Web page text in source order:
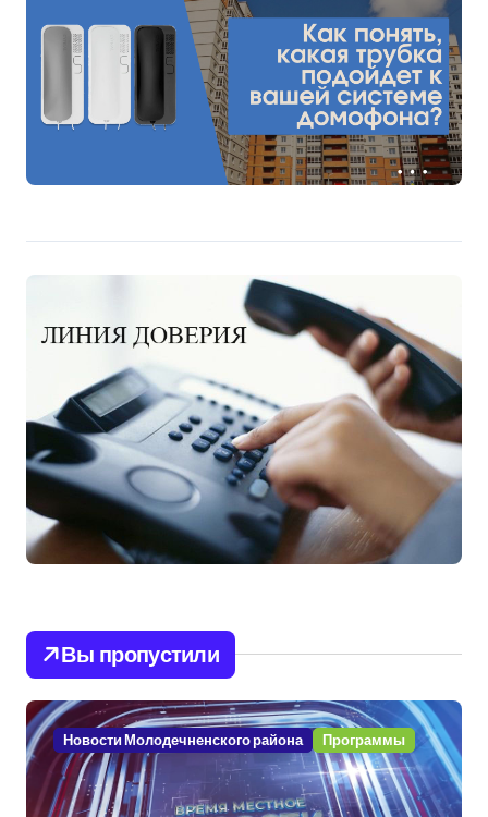
Вы пропустили
Новости Молодечненского района Программы